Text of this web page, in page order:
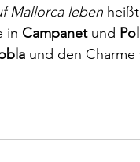
Mallorca leben
in Campanet und
und den Charme